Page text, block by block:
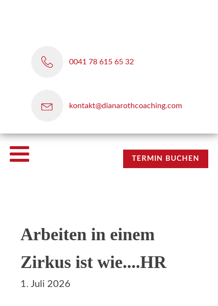
0041 78 615 65 32
kontakt@dianarothcoaching.com
TERMIN BUCHEN
Arbeiten in einem
Zirkus ist wie....HR
1. Juli 2026